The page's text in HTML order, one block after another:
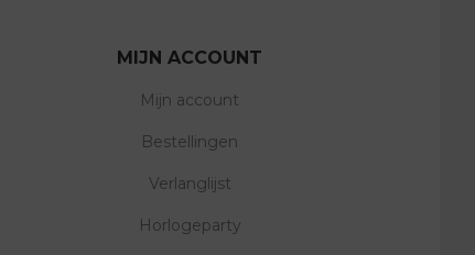
MIJN ACCOUNT
Mijn account
Bestellingen
Verlanglijst
Horlogeparty